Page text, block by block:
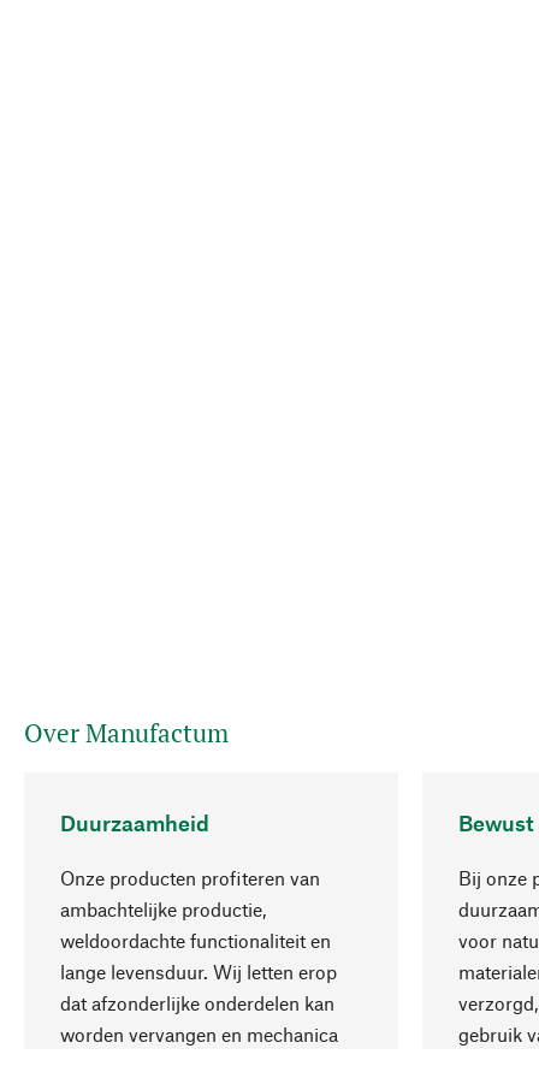
Over Manufactum
Duurzaamheid
Onze producten profiteren van
ambachtelijke productie,
weldoordachte functionaliteit en
lange levensduur. Wij letten erop
dat afzonderlijke onderdelen kan
worden vervangen en mechanica
Bewust
Bij onze
voor
gebruik